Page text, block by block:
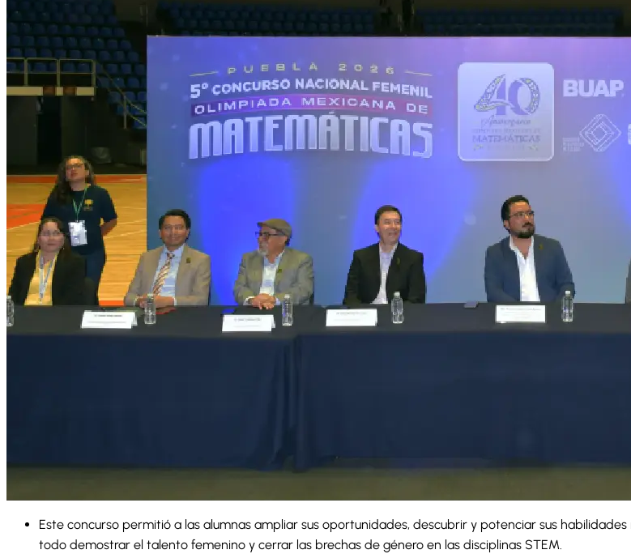
Este concurso permitió a las alumnas ampliar sus oportunidades, descubrir y potenciar sus
todo demostrar el talento femenino y cerrar las brechas de género en las disciplinas STEM.